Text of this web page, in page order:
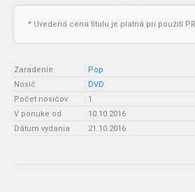
* Uvedená cena titulu je platná pri použití
Zaradenie : Pop
Nosič
: DVD
Počet nosičov
: 1
V ponuke od
: 10.10.2016
Dátum vydania
: 21.10.2016